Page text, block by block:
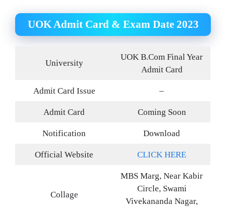
UOK Admit Card & Exam Date 2023
University
UOK B.Com Final Year
Admit Card
Admit Card Issue –
Admit Card Coming Soon
Notification Download
Official Website CLICK HERE
Collage
MBS Marg, Near Kabir
Circle, Swami
Vivekananda Nagar,